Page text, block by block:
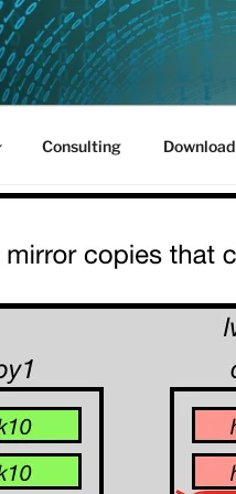
01
Consulting Download